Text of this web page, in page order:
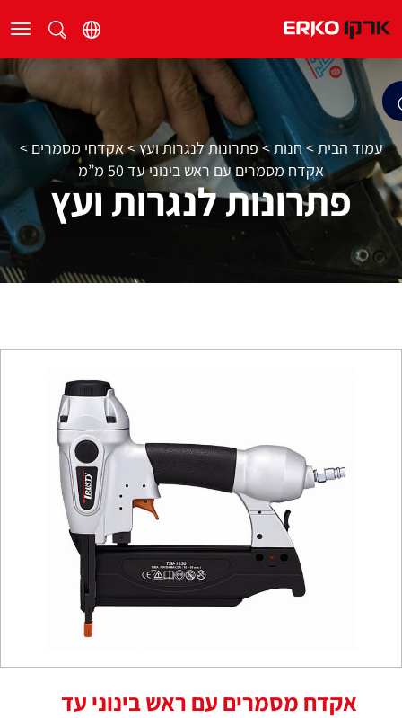
עמוד הבית >חנות >פתרונות לנגרות ועץ>אקדחי מסמרים >
אקדח מסמרים עם ראש בינוני עד 50 מ”מ
פתרונות לנגרות ועץ
אקדח מסמרים עם ראש בינוני עד